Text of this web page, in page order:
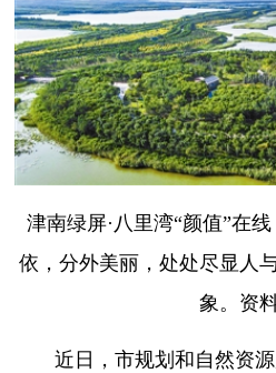
津南绿屏·八里湾“颜值”在
依，分外美丽，处处尽显人
象。资
近日，市规划和自然资源